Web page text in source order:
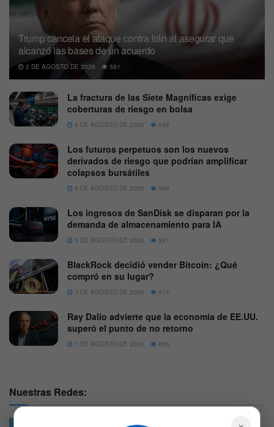
Trump cancela el ataque contra Irán al asegurar que
alcanzó las bases de un acuerdo
2 DE AGOSTO DE 2026 591
La fractura de las Siete Magníficas exige
coberturas de riesgo en bolsa
4 DE AGOSTO DE 2026 548
Los futuros perpetuos son los nuevos
derivados de riesgo que podrían amplificar
colapsos bursátiles
6 DE AGOSTO DE 2026 560
Los ingresos de SanDisk se disparan por la
demanda de almacenamiento para IA
5 DE AGOSTO DE 2026 581
BlackRock decidió vender Bitcoin: ¿Qué
compró en su lugar?
7 DE AGOSTO DE 2026 674
Ray Dalio advierte que la economía de EE.UU.
superó el punto de no retorno
1 DE AGOSTO DE 2026 686
Nuestras Redes: